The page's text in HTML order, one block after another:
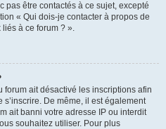
pas être contactés à ce sujet, excepté
« Qui dois-je contacter à propos de
liés à ce forum ? ».
forum ait désactivé les inscriptions afin
De même, il est également
ait banni votre adresse IP ou interdit
souhaitez utiliser. Pour plus